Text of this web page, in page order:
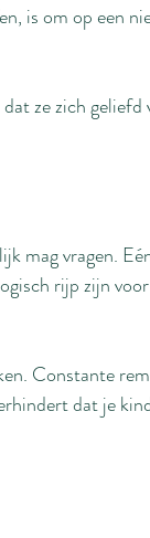
is om op een
ze zich
mag vragen.
rijp zijn
Constante
dat je